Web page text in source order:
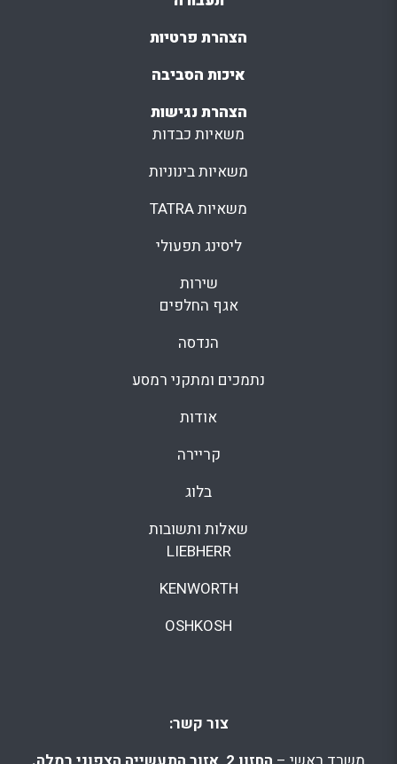
הצהרת פרטיות
איכות הסביבה
הצהרת נגישות
משאיות כבדות
משאיות בינוניות
משאיות TATRA
ליסינג תפעולי
שירות
אגף החלפים
הנדסה
נתמכים ומתקני רמסע
אודות
קריירה
בלוג
שאלות ותשובות
LIEBHERR
KENWORTH
OSHKOSH
צור קשר: